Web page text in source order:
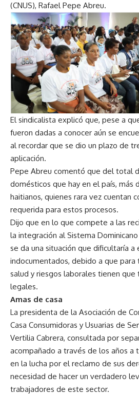
(CNUS), Rafael Pepe Abreu.
El sindicalista explicó que, pese a
fueron dadas a conocer aún se
al recordar que se dio un plazo de
aplicación.
Pepe Abreu comentó que del total
domésticos que hay en el país, más
haitianos, quienes rara vez cuentan
requerida para estos procesos.
Dijo que en lo que compete a las
la integración al Sistema
se da una situación que dificultaría
indocumentados, debido a que para
salud y riesgos laborales tienen
legales.
Amas de casa
La presidenta de la Asociación de
Casa Consumidoras y Usuarias de
Vertilia Cabrera, consultada por
acompañado a través de los años a
en la lucha por el reclamo de sus
necesidad de hacer un verdadero
trabajadores de este sector.